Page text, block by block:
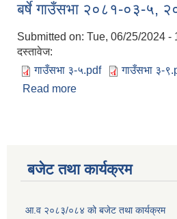
बर्षे गाउँसभा २०८१-०३-५,
Submitted on: Tue, 06/25/2024 -
दस्तावेज:
गाउँसभा ३-५.pdf
गाउँसभा ३-
Read more
बजेट तथा कार्यक्रम
आ.व २०८३/०८४ को बजेट तथा कार्यक्रम